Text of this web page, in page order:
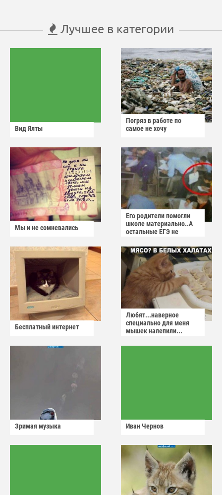
Лучшее в категории
Вид Ялты
Погряз в работе по
самое не хочу
Мы и не сомневались
Его родители помогли
школе материально..А
остальные ЕГЭ не
Бесплатный интернет
Любят...наверное
специально для меня
мышек налепили...
Зримая музыка Иван Чернов